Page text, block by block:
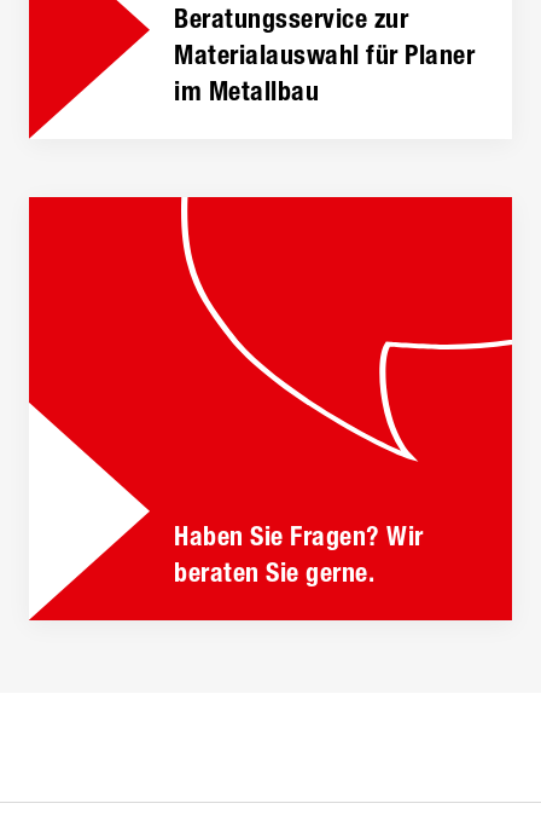
Beratungs­service zur
Material­auswahl für Planer
im Metallbau
Haben Sie Fragen? Wir
beraten Sie gerne.